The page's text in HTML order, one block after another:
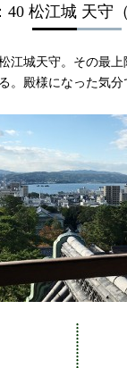
40 松江城 天守（
江城天守。その最
。殿様になった気分